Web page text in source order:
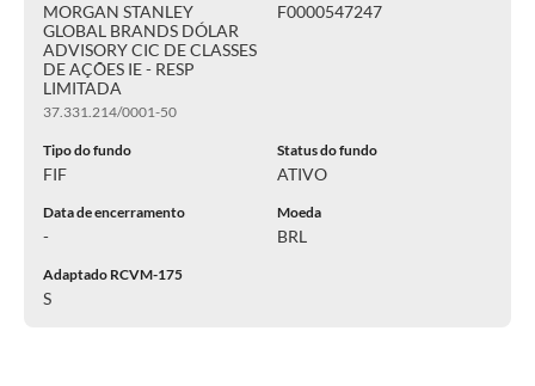
MORGAN STANLEY
GLOBAL BRANDS DÓLAR
ADVISORY CIC DE CLASSES
DE AÇÕES IE - RESP
LIMITADA
37.331.214/0001-50
F0000547247
Tipo do fundo
FIF
Status do fundo
ATIVO
Data de encerramento
-
Moeda
BRL
Adaptado RCVM-175
S